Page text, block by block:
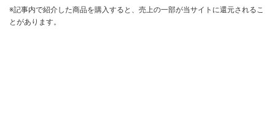
※記事内で紹介した商品を購入すると、売上の一部が当サイトに還元されるこ
とがあります。